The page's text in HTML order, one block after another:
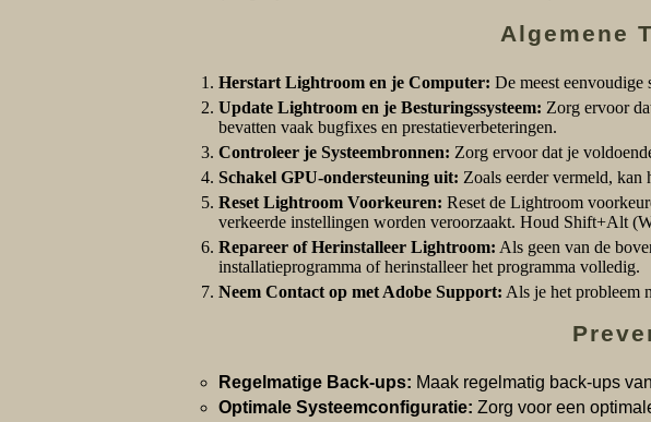
Algemene
Herstart Lightroom en je Computer: De meest eenvoudige
Update Lightroom en je Besturingssysteem: Zorg ervoor
bevatten vaak bugfixes en prestatieverbeteringen.
Controleer je Systeembronnen: Zorg ervoor dat je
Schakel GPU-ondersteuning uit: Zoals eerder vermeld,
Reset Lightroom Voorkeuren: Reset de Lightroom
verkeerde instellingen worden veroorzaakt. Houd Shift+Alt
Repareer of Herinstalleer Lightroom: Als geen van de
installatieprogramma of herinstalleer het programma volledig.
Neem Contact op met Adobe Support: Als je het probleem
Regelmatige Back-ups: Maak regelmatig back-ups
Optimale Systeemconfiguratie: Zorg voor een